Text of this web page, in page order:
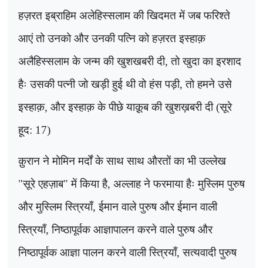
हज़रत इब्राहिम अलेहिस्सलाम की खिदमत में जब फरिश्ते
आएं तो उनको और उनकी पत्नि को हज़रत इस्हाक़
अलैहिस्सलाम के जन्म की खुशखबरी दी, तो खुदा का इरशाद
हैः उसकी पत्नी जो खड़ी हुई थी वो हंस पड़ी,तो हमने उसे
इस्हाक़, और इस्हाक़ के पीछे याक़ूब की खुशख़बरी दी (सूरे
हूद: 17)
क़ुरान ने मोमिन मर्दों के साथ साथ औरतों का भी उल्लेख
"सूरे एहज़ाब" में किया है, अल्लाह ने फरमाया हैः मुस्लिम पुरुष
और मुस्लिम स्त्रियाँ,ईमान वाले पुरुष और ईमान वाली
स्त्रियाँ,निष्ठापूर्वक आज्ञापालन करने वाले पुरुष और
निष्ठापूर्वक आज्ञा पालन करने वाली स्त्रियाँ,सत्यवादी पुरुष